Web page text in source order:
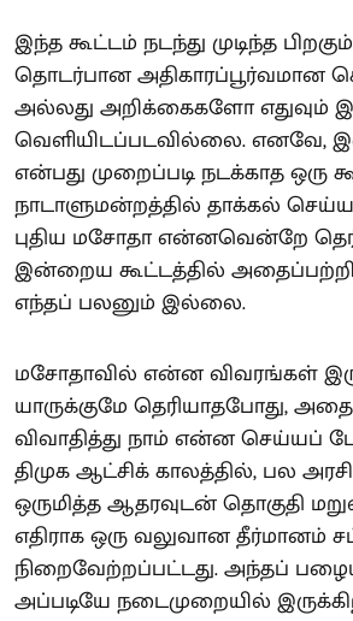
இந்த கூட்டம் நடந்து முடிந்த
தொடர்பான அதிகாரப்பூர்வமான
அல்லது அறிக்கைகளோ எதுவும்
வெளியிடப்படவில்லை. எனவே,
என்பது முறைப்படி நடக்காத ஒரு
நாடாளுமன்றத்தில் தாக்கல்
புதிய மசோதா என்னவென்றே
இன்றைய கூட்டத்தில் அதைப்பற்றி
எந்தப் பலனும் இல்லை.
மசோதாவில் என்ன விவரங்கள்
யாருக்குமே தெரியாதபோது,
விவாதித்து நாம் என்ன செய்யப்
திமுக ஆட்சிக் காலத்தில், பல
ஒருமித்த ஆதரவுடன் தொகுதி
எதிராக ஒரு வலுவான தீர்மானம்
நிறைவேற்றப்பட்டது. அந்தப்
அப்படியே நடைமுறையில்